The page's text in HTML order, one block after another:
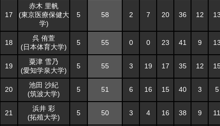
17
赤木 里帆
(東京医療保健大
学)
5
18
呉 侑萱
(日本体育大学)
5
19
粟津 雪乃
(愛知学泉大学)
5
20
池田 沙紀
(筑波大学)
5
21
浜井 彩
(拓殖大学)
5
17
赤木 里帆
(東京医療保健大
学)
5 58 2 7 20 36 12
18
呉 侑萱
(日本体育大学)
5 55 0 0 23 41 9
19
粟津 雪乃
(愛知学泉大学)
5 55 3 19 17 35 12
20
池田 沙紀
(筑波大学)
5 51 6 16 15 40 3 5
21
浜井 彩
(拓殖大学)
5 50 3 4 16 38 9 11